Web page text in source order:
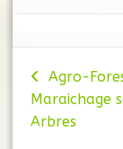
de
l’article
Agro-
Maraichage
Arbres